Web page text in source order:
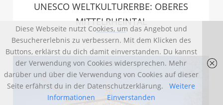
UNESCO WELTKULTURERBE: OBERES
MITTELRHEINTAL
UNESCO WELTKULTURERBE
Diese Webseite nutzt Cookies, um das Angebot und
Besuchererlebnis zu verbessern. Mit dem Klicken des
Buttons, erklärst du dich damit einverstanden. Du kannst
der Verwendung von Cookies widersprechen. Mehr
darüber und über die Verwendung von Cookies auf dieser
Seite erfährst du in der Datenschutzerklärung.
Weitere
Informationen
Einverstanden